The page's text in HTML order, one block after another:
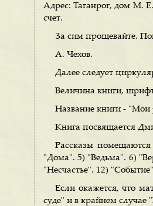
Адрес: Таганрог, дом М.
счет.
За сим прощевайте.
А. Чехов.
Далее следует
Величина книги,
Название книги - "Мои
Книга посвящается
Рассказы
"Дома". 5) "Ведьма". 6)
"Несчастье". 12)
Если окажется, что
суде" и в крайнем случае